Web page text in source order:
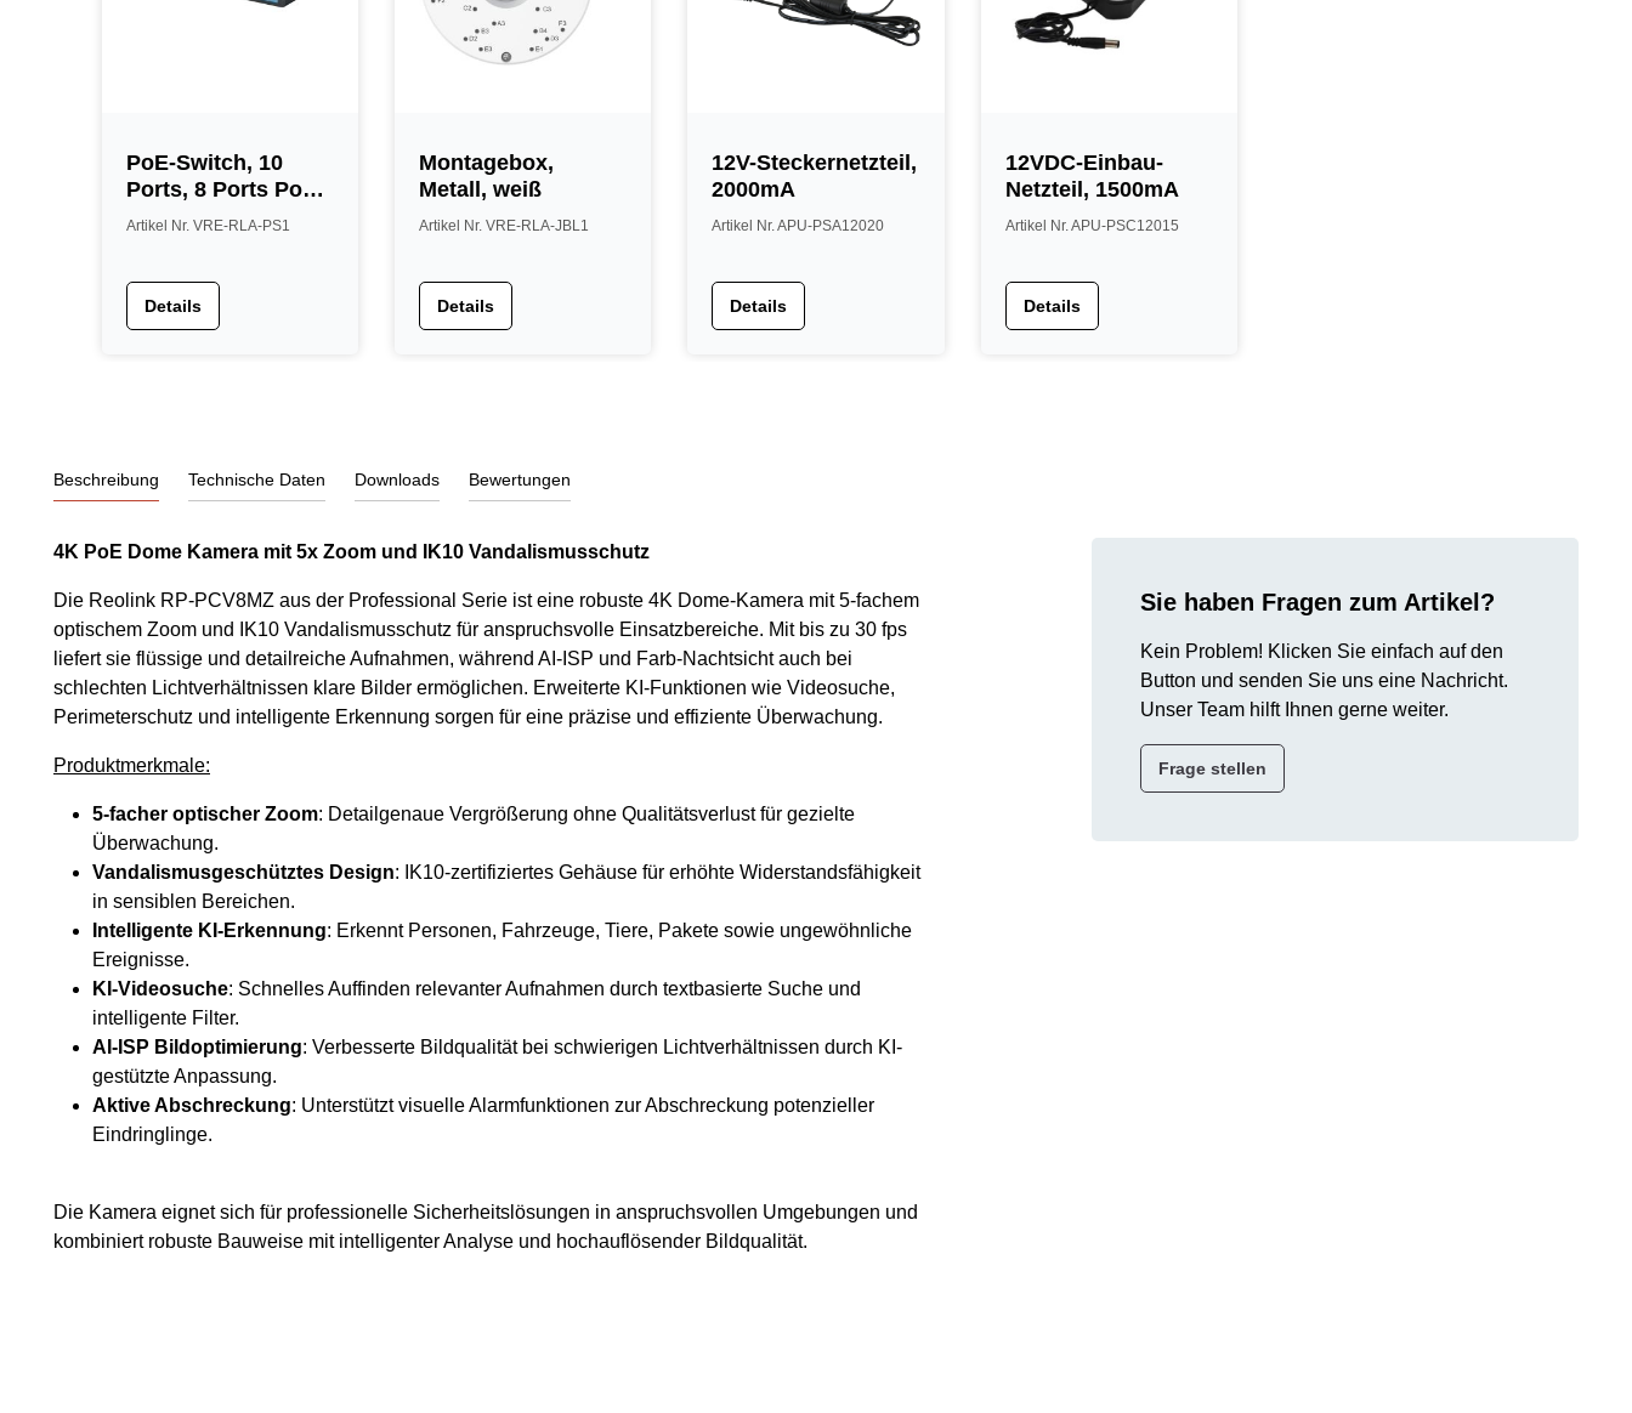
PoE-Switch, 10
Ports, 8 Ports PoE,
unmanaged
Artikel Nr. VRE-RLA-PS1
Details
Montagebox,
Metall, weiß
Artikel Nr. VRE-RLA-JBL1
Details
12V-Steckernetzteil,
2000mA
Artikel Nr. APU-PSA12020
Details
12VDC-Einbau-
Netzteil, 1500mA
Artikel Nr. APU-PSC12015
Details
Beschreibung Technische Daten Downloads Bewertungen
4K PoE Dome Kamera mit 5x Zoom und IK10 Vandalismusschutz
Die Reolink RP-PCV8MZ aus der Professional Serie ist eine robuste 4K Dome-Kamera mit 5-fachem
optischem Zoom und IK10 Vandalismusschutz für anspruchsvolle Einsatzbereiche. Mit bis zu 30 fps
liefert sie flüssige und detailreiche Aufnahmen, während AI-ISP und Farb-Nachtsicht auch bei
schlechten Lichtverhältnissen klare Bilder ermöglichen. Erweiterte KI-Funktionen wie Videosuche,
Perimeterschutz und intelligente Erkennung sorgen für eine präzise und effiziente Überwachung.
Produktmerkmale:
5-facher optischer Zoom: Detailgenaue Vergrößerung ohne Qualitätsverlust für gezielte
Überwachung.
Vandalismusgeschütztes Design: IK10-zertifiziertes Gehäuse für erhöhte Widerstandsfähigkeit
in sensiblen Bereichen.
Intelligente KI-Erkennung: Erkennt Personen, Fahrzeuge, Tiere, Pakete sowie ungewöhnliche
Ereignisse.
KI-Videosuche: Schnelles Auffinden relevanter Aufnahmen durch textbasierte Suche und
intelligente Filter.
AI-ISP Bildoptimierung: Verbesserte Bildqualität bei schwierigen Lichtverhältnissen durch KI-
gestützte Anpassung.
Aktive Abschreckung: Unterstützt visuelle Alarmfunktionen zur Abschreckung potenzieller
Eindringlinge.
Die Kamera eignet sich für professionelle Sicherheitslösungen in anspruchsvollen Umgebungen und
kombiniert robuste Bauweise mit intelligenter Analyse und hochauflösender Bildqualität.
Sie haben Fragen zum Artikel?
Kein Problem! Klicken Sie einfach auf den
Button und senden Sie uns eine Nachricht.
Unser Team hilft Ihnen gerne weiter.
Frage stellen